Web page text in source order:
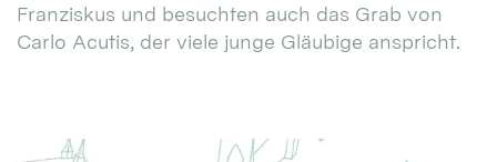
Franziskus und besuchten auch das Grab von
Carlo Acutis, der viele junge Gläubige anspricht.